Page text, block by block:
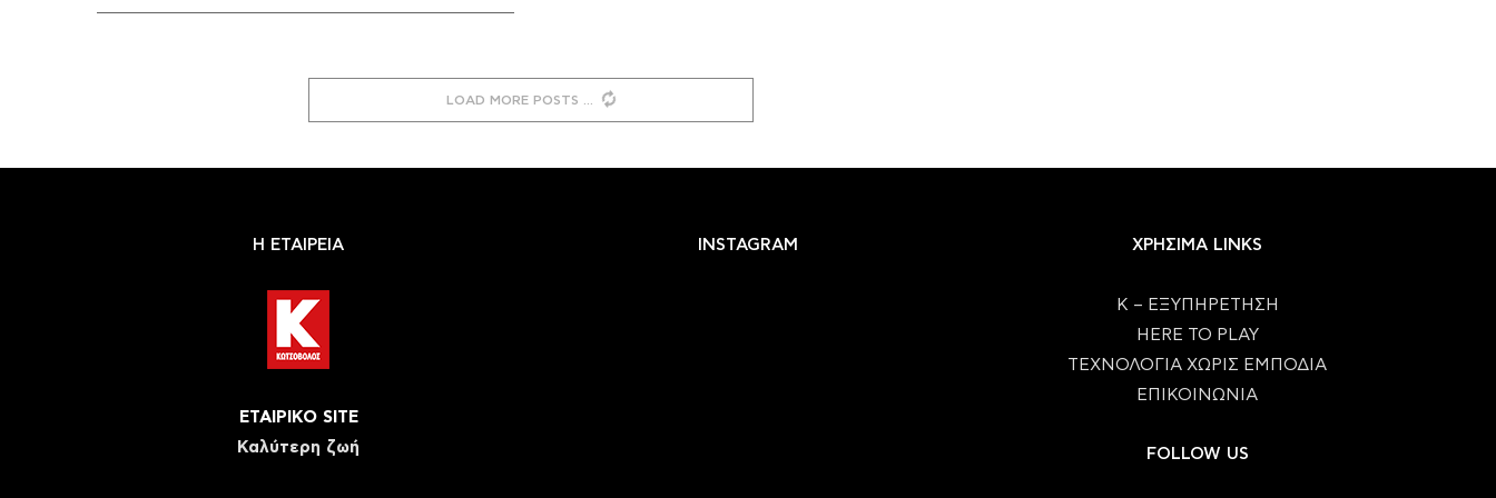
LOAD MORE POSTS
Η ΕΤΑΙΡΕΙΑ
ΕΤΑΙΡΙΚΟ SITE
Καλύτερη ζωή
INSTAGRAM ΧΡΗΣΙΜΑ LINKS
Κ – ΕΞΥΠΗΡΕΤΗΣΗ
HERE TO PLAY
ΤΕΧΝΟΛΟΓΙΑ ΧΩΡΙΣ ΕΜΠΟΔΙΑ
ΕΠΙΚΟΙΝΩΝΙΑ
FOLLOW US